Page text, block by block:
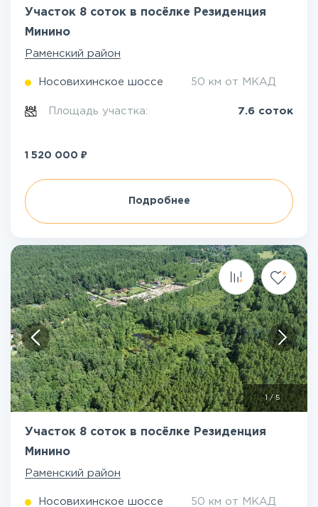
Участок 8 соток в посёлке Резиденция
Минино
Раменский район
Носовихинское шоссе 50 км от МКАД
Площадь участка: 7.6 соток
1 520 000 ₽
Подробнее
1/5
Участок 8 соток в посёлке Резиденция
Минино
Раменский район
Носовихинское шоссе 50 км от МКАД